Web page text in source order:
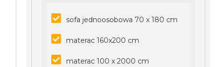
sofa jednoosobowa 70 x 180 cm
materac 160x200 cm
materac 100 x 2000 cm